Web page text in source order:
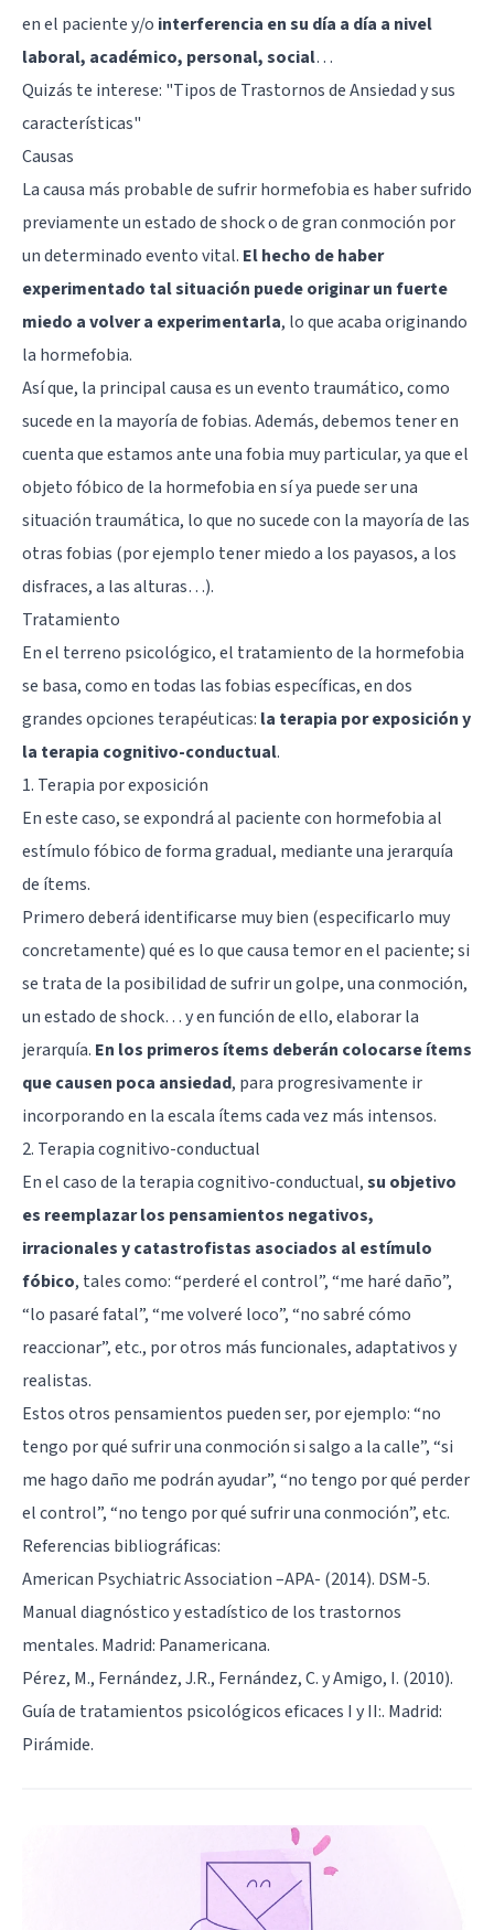
en el paciente y/o interferencia en su día a día a nivel
laboral, académico, personal, social…
Quizás te interese: "Tipos de Trastornos de Ansiedad y sus
características"
Causas
La causa más probable de sufrir hormefobia es haber sufrido
previamente un estado de shock o de gran conmoción por
un determinado evento vital. El hecho de haber
experimentado tal situación puede originar un fuerte
miedo a volver a experimentarla, lo que acaba originando
la hormefobia.
Así que, la principal causa es un evento traumático, como
sucede en la mayoría de fobias. Además, debemos tener en
cuenta que estamos ante una fobia muy particular, ya que el
objeto fóbico de la hormefobia en sí ya puede ser una
situación traumática, lo que no sucede con la mayoría de las
otras fobias (por ejemplo tener miedo a los payasos, a los
disfraces, a las alturas…).
Tratamiento
En el terreno psicológico, el tratamiento de la hormefobia
se basa, como en todas las fobias específicas, en dos
grandes opciones terapéuticas: la terapia por exposición y
la terapia cognitivo-conductual.
1. Terapia por exposición
En este caso, se expondrá al paciente con hormefobia al
estímulo fóbico de forma gradual, mediante una jerarquía
de ítems.
Primero deberá identificarse muy bien (especificarlo muy
concretamente) qué es lo que causa temor en el paciente; si
se trata de la posibilidad de sufrir un golpe, una conmoción,
un estado de shock… y en función de ello, elaborar la
jerarquía. En los primeros ítems deberán colocarse ítems
que causen poca ansiedad, para progresivamente ir
incorporando en la escala ítems cada vez más intensos.
2. Terapia cognitivo-conductual
En el caso de la terapia cognitivo-conductual,su objetivo
es reemplazar los pensamientos negativos,
irracionales y catastrofistas asociados al estímulo
fóbico, tales como: “perderé el control”, “me haré daño”,
“lo pasaré fatal”, “me volveré loco”, “no sabré cómo
reaccionar”, etc., por otros más funcionales, adaptativos y
realistas.
Estos otros pensamientos pueden ser, por ejemplo: “no
tengo por qué sufrir una conmoción si salgo a la calle”, “si
me hago daño me podrán ayudar”, “no tengo por qué perder
el control”, “no tengo por qué sufrir una conmoción”, etc.
Referencias bibliográficas:
American Psychiatric Association –APA- (2014). DSM-5.
Manual diagnóstico y estadístico de los trastornos
mentales. Madrid: Panamericana.
Pérez, M., Fernández, J.R., Fernández, C. y Amigo, I. (2010).
Guía de tratamientos psicológicos eficaces I y II:. Madrid:
Pirámide.